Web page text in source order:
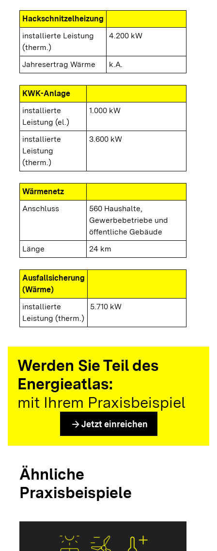
Hackschnitzelheizung
installierte Leistung
(therm.)
4.200 kW
Jahresertrag Wärme k.A.
KWK-Anlage
installierte
Leistung (el.)
1.000 kW
installierte
Leistung
(therm.)
3.600 kW
Wärmenetz
Anschluss
560 Haushalte,
Gewerbebetriebe und
öffentliche Gebäude
Länge
24 km
Ausfallsicherung
(Wärme)
installierte
Leistung (therm.)
5.710 kW
Werden Sie Teil des
Energieatlas:
mit Ihrem Praxisbeispiel
arrow_forward Jetzt einreichen
Ähnliche
Praxisbeispiele